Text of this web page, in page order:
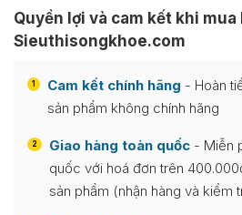
Quyền lợi và cam kết khi mua
Sieuthisongkhoe.com
1 Cam kết chính hãng - Hoàn
sản phẩm không chính hãng
2 Giao hàng toàn quốc - Miễn
quốc với hoá đơn trên
sản phẩm (nhận hàng và kiểm